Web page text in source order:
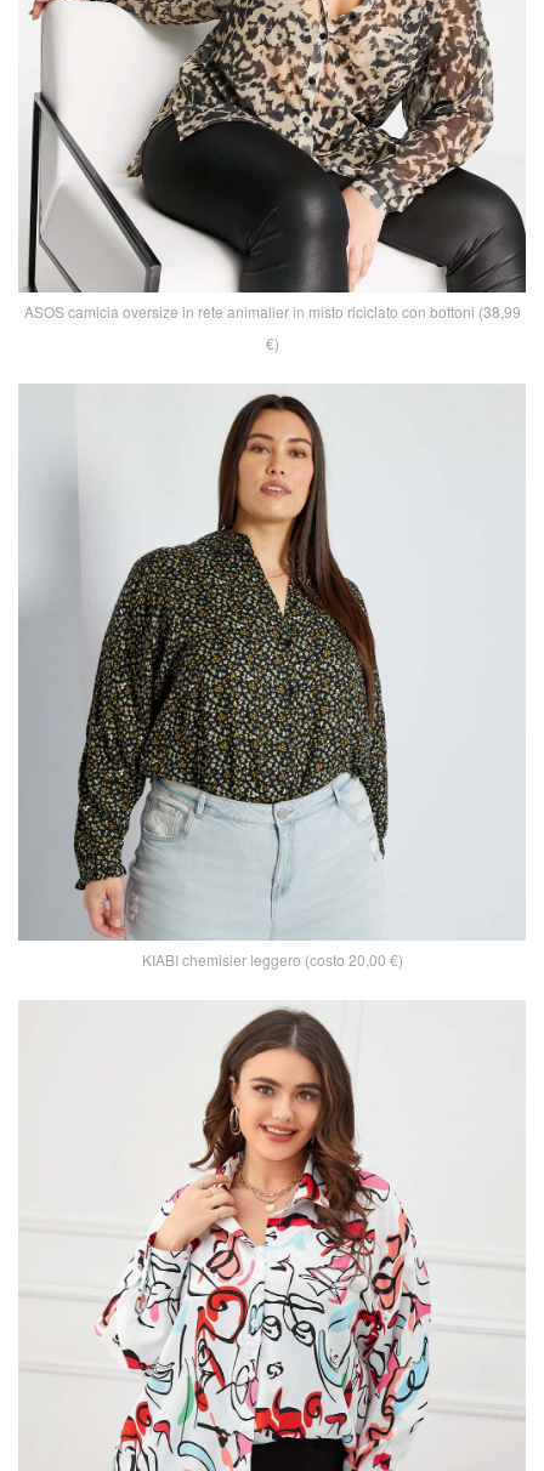
ASOS camicia oversize in rete animalier in misto riciclato con bottoni (38,99
€)
KIABI chemisier leggero (costo 20,00 €)